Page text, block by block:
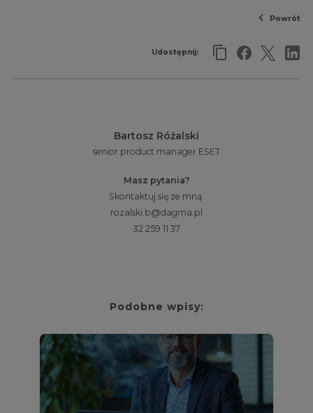
Powrót
Udostępnij:
Bartosz Różalski
senior product manager ESET
Masz pytania?
Skontaktuj się ze mną:
rozalski.b@dagma.pl
32 259 11 37
Podobne wpisy: